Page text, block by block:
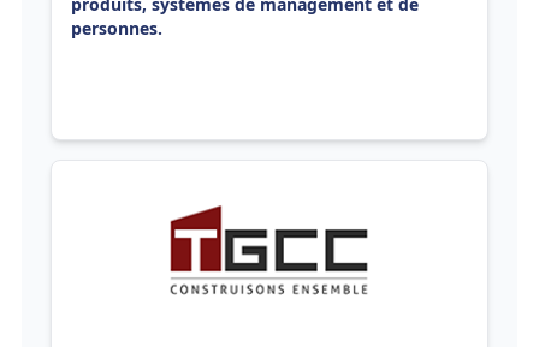
personnes.